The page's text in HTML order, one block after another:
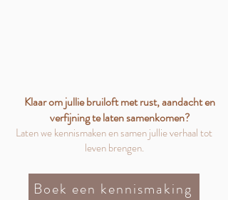
Klaar om jullie bruiloft met rust, aandacht en
verfijning te laten samenkomen?
Laten we kennismaken en samen jullie verhaal tot
leven brengen.
Boek een kennismaking